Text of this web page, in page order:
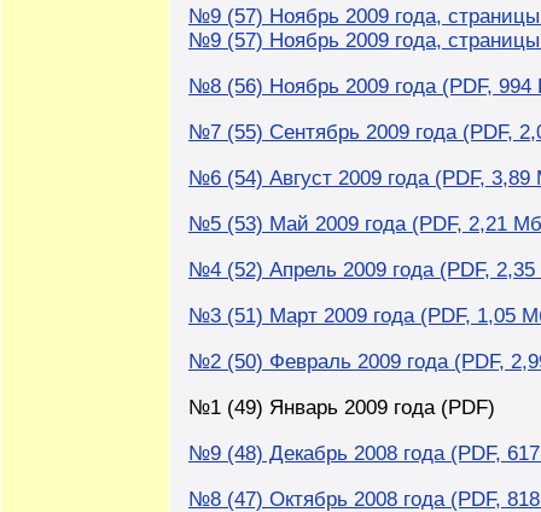
№9 (57) Ноябрь 2009 года,
№9 (57) Ноябрь 2009 года,
№8 (56) Ноябрь 2009 года (PDF, 994
№7 (55) Сентябрь 2009 года (PDF,
№6 (54) Август 2009 года (PDF,
№5 (53) Май 2009 года (PDF, 2,21
№4 (52) Апрель 2009 года (PDF,
№3 (51) Март 2009 года (PDF, 1,05
№2 (50) Февраль 2009 года (PDF,
№1 (49) Январь 2009 года (PDF)
№9 (48) Декабрь 2008 года (PDF,
№8 (47) Октябрь 2008 года (PDF,